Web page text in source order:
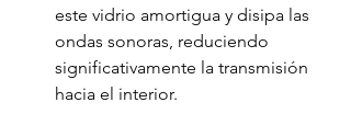
este vidrio amortigua y disipa las
ondas sonoras, reduciendo
significativamente la transmisión
hacia el interior.